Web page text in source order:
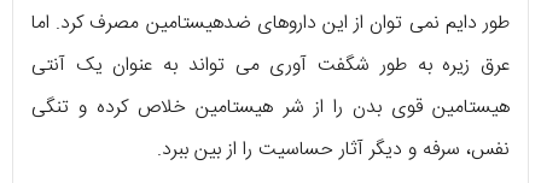
طور دایم نمی توان از این داروهای ضدهیستامین مصرف کرد. اما
عرق زیره به طور شگفت آوری می تواند به عنوان یک آنتی
هیستامین قوی بدن را از شر هیستامین خلاص کرده و تنگی
نفس، سرفه و دیگر آثار حساسیت را از بین ببرد.